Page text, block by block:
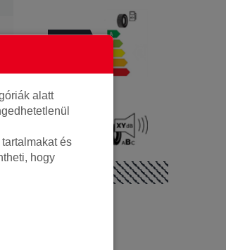
alatt
és
hogy